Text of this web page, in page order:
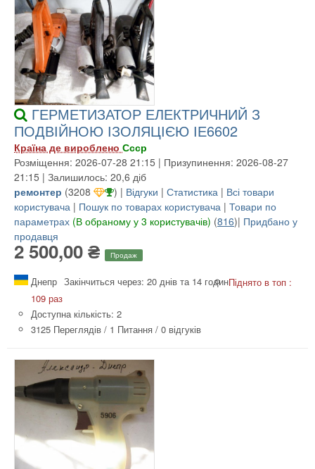
ГЕРМЕТИЗАТОР ЕЛЕКТРИЧНИЙ З
ПОДВІЙНОЮ ІЗОЛЯЦІЄЮ ІЕ6602
Країна де вироблено Ссср
Розміщення: 2026-07-28 21:15 | Призупинення: 2026-08-27
21:15 | Залишилось: 20,6 діб
ремонтер (3208 ) | Відгуки | Статистика | Всі товари
користувача | Пошук по товарах користувача | Товари по
параметрах (В обраному у 3 користувачів) (816)| Придбано у
продавця
2 500,00 ₴ Продаж
Днепр Закінчиться через: 20 днів та 14 годинПіднято в топ :
109 раз
Доступна кількість: 2
3125 Переглядів / 1 Питання / 0 відгуків